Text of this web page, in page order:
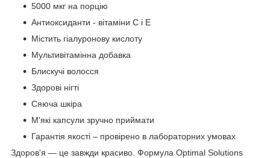
5000 мкг на порцію
Антиоксиданти - вітаміни C і E
Містить гіалуронову кислоту
Мультивітамінна добавка
Блискучі волосся
Здорові нігті
Сяюча шкіра
М'які капсули зручно приймати
Гарантія якості – провірено в лабораторних умовах
Здоров'я — це завжди красиво. Формула Optimal Solutions